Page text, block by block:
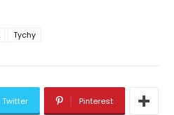
Tychy
Twitter Pinterest